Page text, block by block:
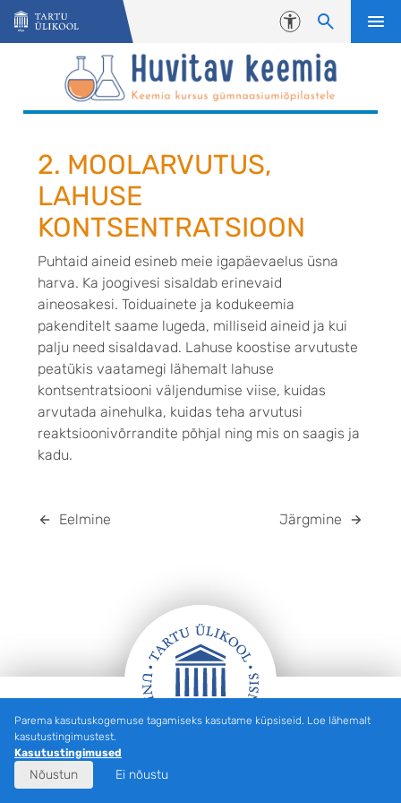
Liigu edasi põhisisu juurde
Juurdepääsetavus
2. MOOLARVUTUS,
LAHUSE
KONTSENTRATSIOON
Puhtaid aineid esineb meie igapäevaelus üsna
harva. Ka joogivesi sisaldab erinevaid
aineosakesi. Toiduainete ja kodukeemia
pakenditelt saame lugeda, milliseid aineid ja kui
palju need sisaldavad. Lahuse koostise arvutuste
peatükis vaatamegi lähemalt lahuse
kontsentratsiooni väljendumise viise, kuidas
arvutada ainehulka, kuidas teha arvutusi
reaktsioonivõrrandite põhjal ning mis on saagis ja
kadu.
Eelmine Järgmine
JALUS
Parema kasutuskogemuse tagamiseks kasutame küpsiseid. Loe lähemalt
kasutustingimustest.
Kasutustingimused
Nõustun Ei nõustu